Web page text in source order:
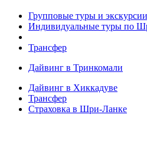
Групповые туры и экскурсии
Индивидуальные туры по
Трансфер
Дайвинг в Тринкомали
Дайвинг в Хиккадуве
Трансфер
Страховка в Шри-Ланке